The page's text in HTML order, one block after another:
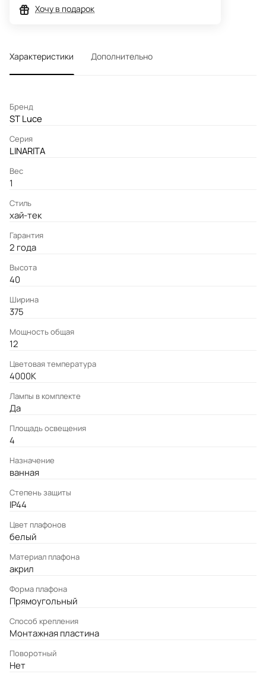
Хочу в подарок
Характеристики Дополнительно
Бренд
ST Luce
Серия
LINARITA
Вес
1
Стиль
хай-тек
Гарантия
2 года
Высота
40
Ширина
375
Мощность общая
12
Цветовая температура
4000K
Лампы в комплекте
Да
Площадь освещения
4
Назначение
ванная
Степень защиты
IP44
Цвет плафонов
белый
Материал плафона
акрил
Форма плафона
Прямоугольный
Cпособ крепления
Монтажная пластина
Поворотный
Нет